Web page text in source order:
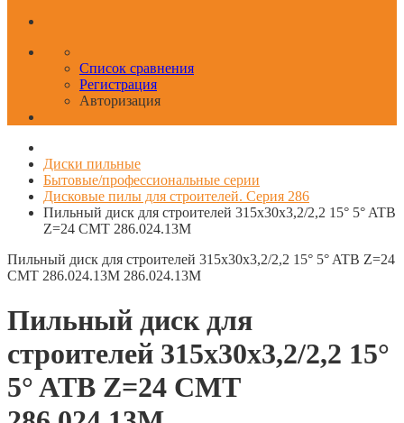
Список сравнения
Регистрация
Авторизация
Диски пильные
Бытовые/профессиональные серии
Дисковые пилы для строителей. Серия 286
Пильный диск для строителей 315x30x3,2/2,2 15° 5° ATB
Z=24 CMT 286.024.13M
Пильный диск для строителей 315x30x3,2/2,2 15° 5° ATB Z=24
CMT 286.024.13M 286.024.13M
Пильный диск для
строителей 315x30x3,2/2,2 15°
5° ATB Z=24 CMT